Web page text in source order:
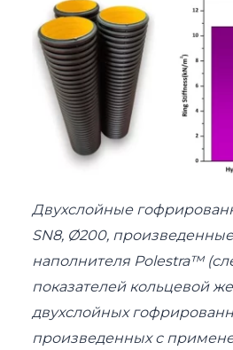
Двухслойные
SN8, Ø200,
наполнителя Polestra™
показателей кольцевой
двухслойных
произведенных с